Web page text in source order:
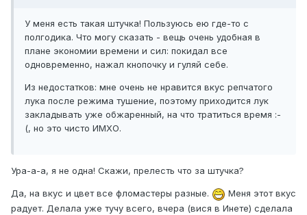
У меня есть такая штучка! Пользуюсь ею где-то с
полгодика. Что могу сказать - вещь очень удобная в
плане экономии времени и сил: покидал все
одновременно, нажал кнопочку и гуляй себе.
Из недостатков: мне очень не нравится вкус репчатого
лука после режима тушение, поэтому приходится лук
закладывать уже обжаренный, на что тратиться время :-
(, но это чисто ИМХО.
Ура-а-а, я не одна! Скажи, прелесть что за штучка?
Да, на вкус и цвет все фломастеры разные.
Меня этот вкус
радует. Делала уже тучу всего, вчера (вися в Инете) сделала